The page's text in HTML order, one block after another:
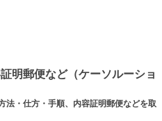
明郵便など（ケーソルーショ
法・仕方・手順、内容証明郵便などを取